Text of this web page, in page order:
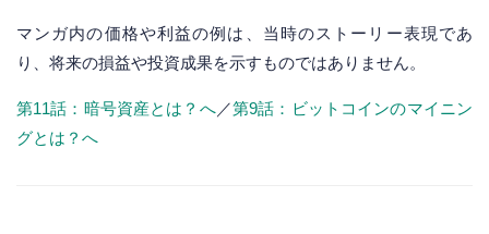
マンガ内の価格や利益の例は、当時のストーリー表現であ
り、将来の損益や投資成果を示すものではありません。
第11話：暗号資産とは？へ／第9話：ビットコインのマイニン
グとは？へ